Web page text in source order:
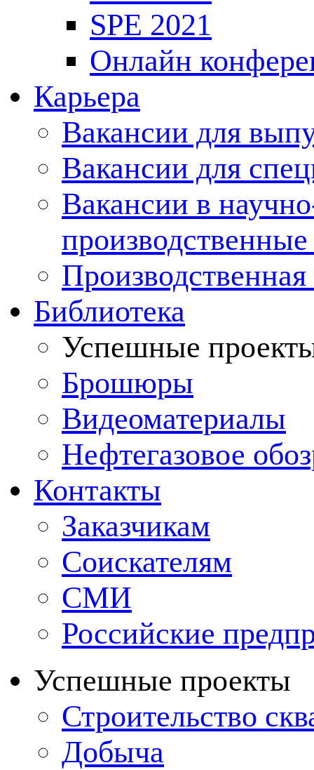
SPE 2021
Онлайн
Карьера
Вакансии для
Вакансии для
Вакансии в
Производственная
Библиотека
Успешные
Брошюры
Видеоматериалы
Нефтегазовое
Контакты
Заказчикам
Соискателям
СМИ
Российские
Успешные проекты
Строительство
Добыча